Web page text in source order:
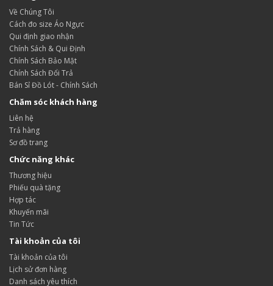
Về Chúng Tôi
Cách đo size Áo Ngực
Qui định giao nhận
Chính Sách & Qui Định
Chính Sách Bảo Mật
Chính Sách Đổi Trả
Bán Sỉ Đồ Lót - Chính Sách
Chăm sóc khách hàng
Liên hệ
Trả hàng
Sơ đồ trang
Chức năng khác
Thương hiệu
Phiếu quà tặng
Hợp tác
Khuyến mãi
Tin Tức
Tài khoản của tôi
Tài khoản của tôi
Lịch sử đơn hàng
Danh sách yêu thích